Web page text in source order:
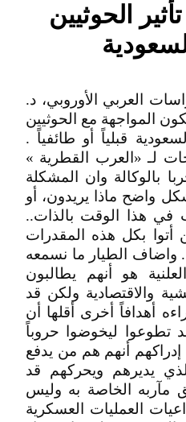
الحوثيين
العربي الأوروبي، د.
المواجهة مع الحوثيين
قبلياً أو طائفياً .
لـ «العرب القطرية »
بالوكالة وان المشكلة
واضح ماذا يريدون، أو
في هذا الوقت بالذات..
أتوا بكل هذه المقدرات
واضاف الطيار ما نسمعه
هو أنهم يطالبون
والاقتصادية ولكن قد
أهدافاً أخرى أقلها أن
تطوعوا ليخوضوا حروباً
أنهم هم من يدفع
يديرهم ويحركهم قد
مآربه الخاصة به وليس
العمليات العسكرية